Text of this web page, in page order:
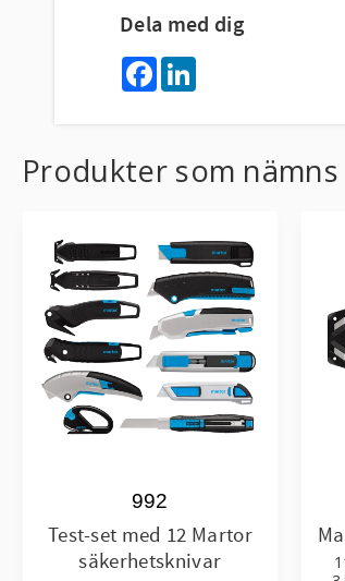
Dela med dig
F
a
o
k
I
n
Produkter som
Test-set med 12 Martor
säkerhetsknivar
992